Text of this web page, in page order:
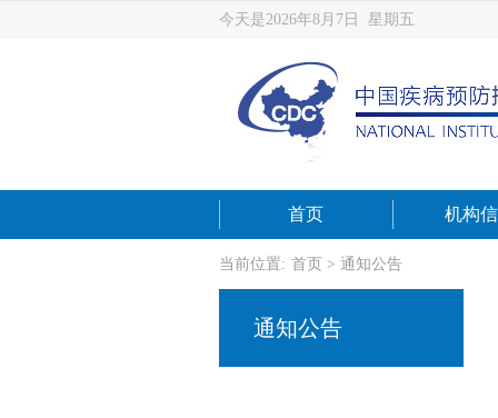
今天是2026年8月7日 星期五
首页 机构
当前位置: 首页 > 通知公告
通知公告